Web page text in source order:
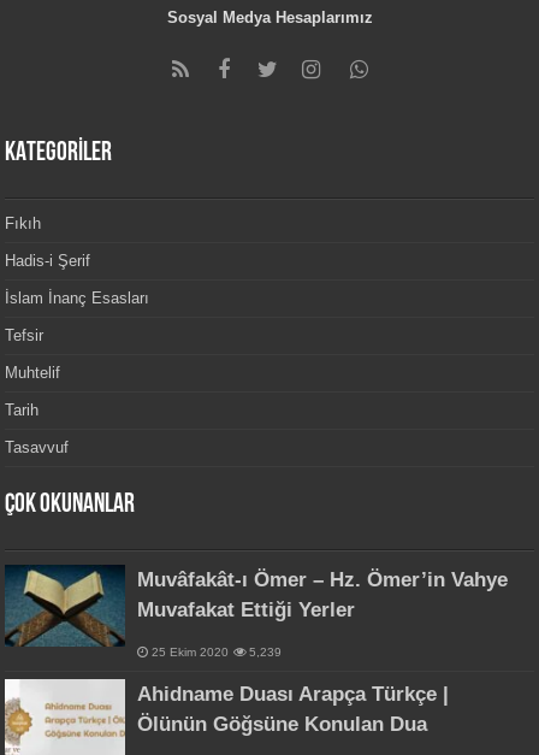
Sosyal Medya Hesaplarımız
KATEGORİLER
Fıkıh
Hadis-i Şerif
İslam İnanç Esasları
Tefsir
Muhtelif
Tarih
Tasavvuf
Çok Okunanlar
Muvâfakât-ı Ömer – Hz. Ömer’in Vahye
Muvafakat Ettiği Yerler
25 Ekim 2020 5,239
Ahidname Duası Arapça Türkçe |
Ölünün Göğsüne Konulan Dua